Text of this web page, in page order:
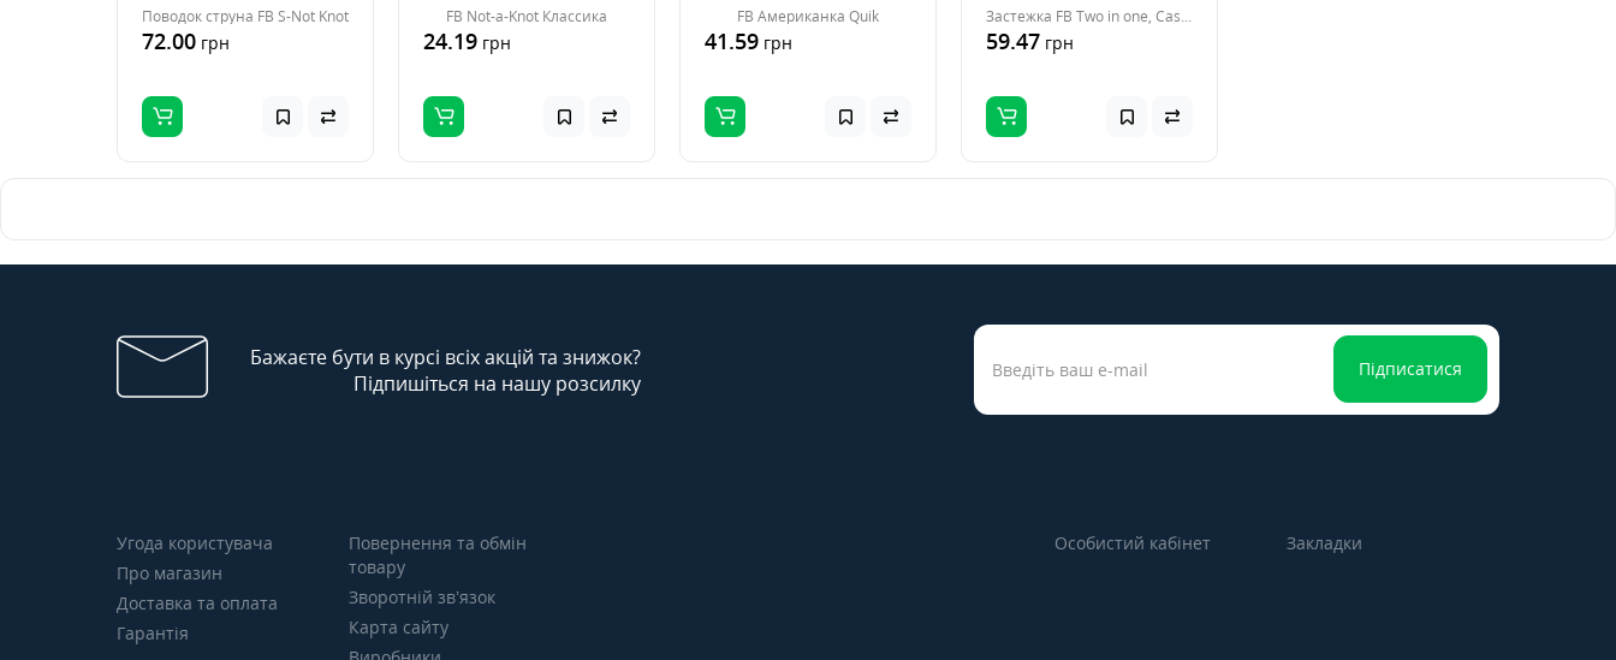
Поводок струна FB S-Not Knot
72.00 грн
FB Not-a-Knot Классика
24.19 грн
FB Американка Quik
41.59 грн
Застежка FB Two in one, Cast lock
59.47 грн
Бажаєте бути в курсі всіх акцій та знижок?
Підпишіться на нашу розсилку
Підписатися
Угода користувача
Про магазин
Доставка та оплата
Гарантія
Повернення та обмін
товару
Зворотній зв’язок
Карта сайту
Особистий кабінет Закладки